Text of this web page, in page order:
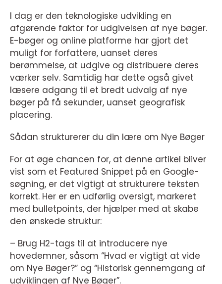
I dag er den teknologiske udvikling en
afgørende faktor for udgivelsen af nye bøger.
E-bøger og online platforme har gjort det
muligt for forfattere, uanset deres
berømmelse, at udgive og distribuere deres
værker selv. Samtidig har dette også givet
læsere adgang til et bredt udvalg af nye
bøger på få sekunder, uanset geografisk
placering.
Sådan strukturerer du din lære om Nye Bøger
For at øge chancen for, at denne artikel bliver
vist som et Featured Snippet på en Google-
søgning, er det vigtigt at strukturere teksten
korrekt. Her er en udførlig oversigt, markeret
med bulletpoints, der hjælper med at skabe
den ønskede struktur:
– Brug H2-tags til at introducere nye
hovedemner, såsom “Hvad er vigtigt at vide
om Nye Bøger?” og “Historisk gennemgang af
udviklingen af Nye Bøger”.